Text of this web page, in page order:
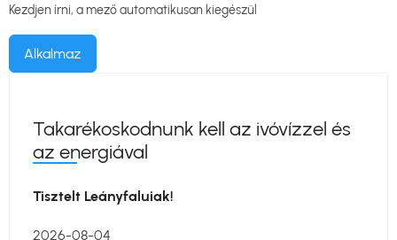
Kezdjen írni, a mező automatikusan kiegészül
Takarékoskodnunk kell az ivóvízzel és
az energiával
Tisztelt Leányfaluiak!
2026-08-04